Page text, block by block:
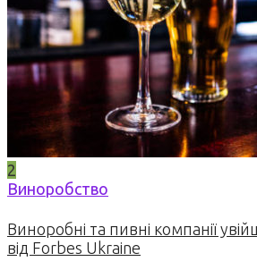
2
Виноробство
Виноробні та пивні компанії
від Forbes Ukraine